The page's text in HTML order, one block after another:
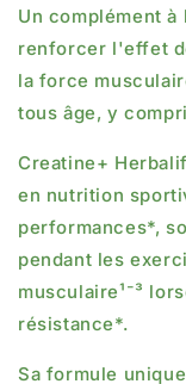
Un complément
renforcer l'effet
la force
tous âge, y
Creatine+
en nutrition
performances*,
pendant les
musculaire¹⁻³
résistance*.
Sa formule